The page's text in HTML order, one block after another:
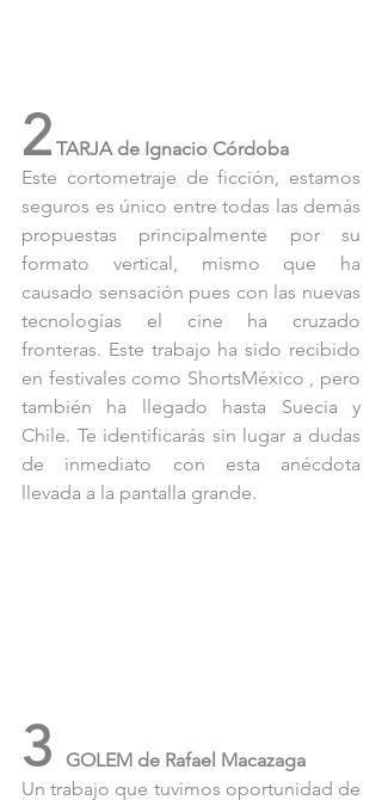
2 TARJA de Ignacio Córdoba
Este cortometraje de ficción, estamos
seguros es único entre todas las demás
propuestas principalmente por su
formato vertical, mismo que ha
causado sensación pues con las nuevas
tecnologías el cine ha cruzado
fronteras. Este trabajo ha sido recibido
en festivales como ShortsMéxico , pero
también ha llegado hasta Suecia y
Chile. Te identificarás sin lugar a dudas
de inmediato con esta anécdota
llevada a la pantalla grande.
3
GOLEM de Rafael Macazaga
Un trabajo que tuvimos oportunidad de